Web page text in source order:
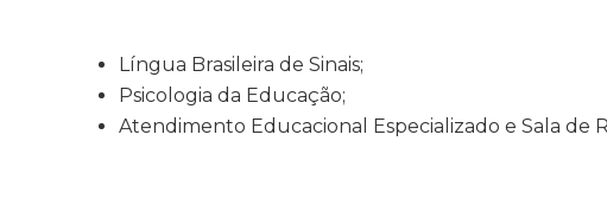
Língua Brasileira de Sinais;
Psicologia da Educação;
Atendimento Educacional Especializado e Sala de